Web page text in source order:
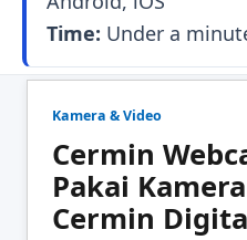
Time: Under a
Kamera & Video
Cermin
Pakai
Cermin